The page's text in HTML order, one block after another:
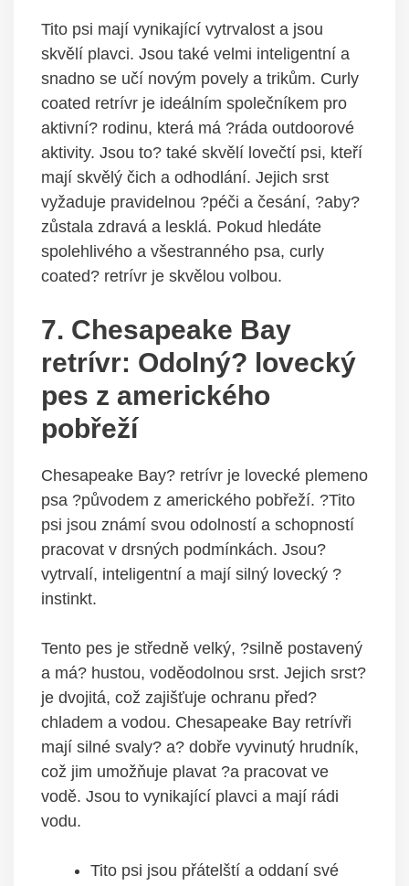
Tito psi mají vynikající vytrvalost a jsou
skvělí plavci. Jsou také velmi inteligentní a
snadno se učí novým povely a trikům. Curly
coated retrívr je ideálním společníkem pro
aktivní? rodinu, která má ?ráda outdoorové
aktivity. Jsou to? také skvělí lovečtí psi, kteří
mají skvělý čich a odhodlání. Jejich srst
vyžaduje pravidelnou ?péči a česání, ?aby?
zůstala zdravá a lesklá. Pokud hledáte
spolehlivého a všestranného psa, curly
coated? retrívr je skvělou volbou.
7. Chesapeake Bay
retrívr: Odolný? lovecký
pes z amerického
pobřeží
Chesapeake Bay? retrívr je lovecké plemeno
psa ?původem z amerického pobřeží. ?Tito
psi jsou známí svou odolností a schopností
pracovat v drsných podmínkách. Jsou?
vytrvalí, inteligentní a mají silný lovecký ?
instinkt.
Tento pes je středně velký, ?silně postavený
a má? hustou, voděodolnou srst. Jejich srst?
je dvojitá, což zajišťuje ochranu před?
chladem a vodou. Chesapeake Bay retrívři
mají silné svaly? a? dobře vyvinutý hrudník,
což jim umožňuje plavat ?a pracovat ve
vodě. Jsou to vynikající plavci a mají rádi
vodu.
Tito psi jsou přátelští a oddaní své